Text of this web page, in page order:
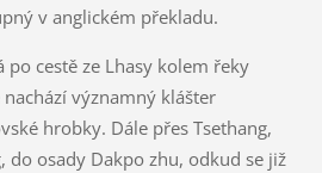
v anglickém překladu.
po cestě ze Lhasy kolem řeky
významný klášter
hrobky. Dále přes Tsethang,
do osady Dakpo zhu, odkud se již